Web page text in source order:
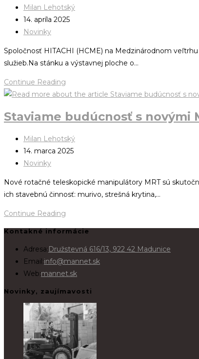
Milan Lehotský
14. apríla 2025
Novinky
Spoločnosť HITACHI (HCME) na Medzinárodnom
služieb.Na stánku a výstavnej ploche o…
Continue Reading
Staviame budúcnosť s novými
Milan Lehotský
14. marca 2025
Novinky
Nové rotačné teleskopické manipulátory MRT sú
ich stavebnú činnosť: murivo, strešná krytina,…
Continue Reading
Kontakné informácie
Adresa:Družstevná 616/13, 922 42 Madunice
Email:info@mannet.sk
Web:mannet.sk
Novinky, zaujímavosti